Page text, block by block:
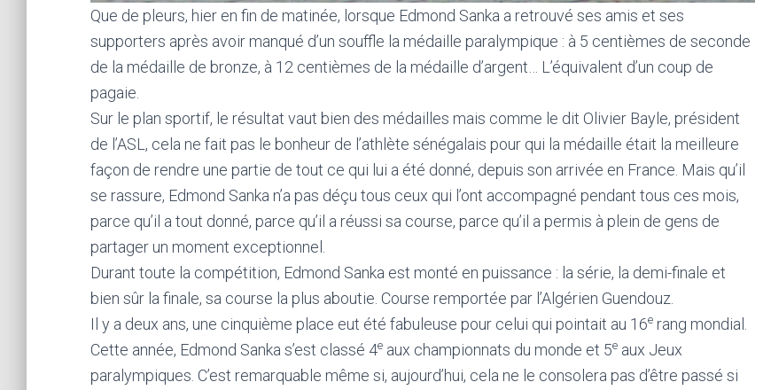
Que de pleurs, hier en fin de matinée, lorsque Edmond Sanka a retrouvé ses amis et ses
supporters après avoir manqué d’un souffle la médaille paralympique : à 5 centièmes de seconde
de la médaille de bronze, à 12 centièmes de la médaille d’argent… L’équivalent d’un coup de
pagaie.
Sur le plan sportif, le résultat vaut bien des médailles mais comme le dit Olivier Bayle, président
de l’ASL, cela ne fait pas le bonheur de l’athlète sénégalais pour qui la médaille était la meilleure
façon de rendre une partie de tout ce qui lui a été donné, depuis son arrivée en France. Mais qu’il
se rassure, Edmond Sanka n’a pas déçu tous ceux qui l’ont accompagné pendant tous ces mois,
parce qu’il a tout donné, parce qu’il a réussi sa course, parce qu’il a permis à plein de gens de
partager un moment exceptionnel.
Durant toute la compétition, Edmond Sanka est monté en puissance : la série, la demi-finale et
bien sûr la finale, sa course la plus aboutie. Course remportée par l’Algérien Guendouz.
Il y a deux ans, une cinquième place eut été fabuleuse pour celui qui pointait au 16e rang mondial.
Cette année, Edmond Sanka s’est classé 4e aux championnats du monde et 5e aux Jeux
paralympiques. C’est remarquable même si, aujourd’hui, cela ne le consolera pas d’être passé si